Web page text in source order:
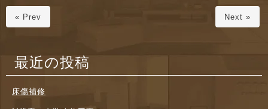
« Prev Next »
最近の投稿
床傷補修